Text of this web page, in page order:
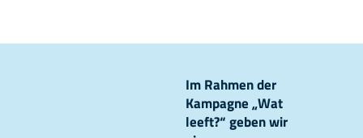
Im Rahmen der
Kampagne „Wat
leeft?“ geben wir